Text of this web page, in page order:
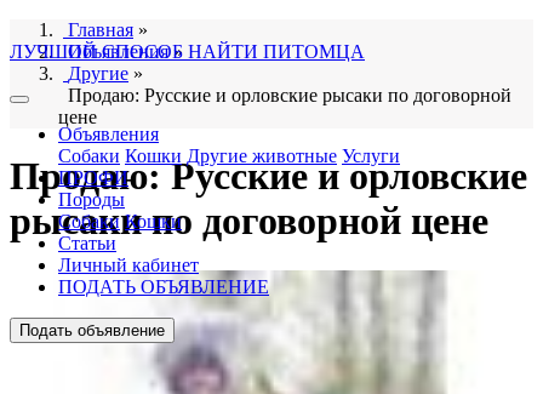
ЛУЧШИЙ СПОСОБ НАЙТИ ПИТОМЦА
Объявления
Собаки Кошки Другие животные Услуги
ПРОФИ
Породы
Собаки Кошки
Статьи
Личный кабинет
ПОДАТЬ ОБЪЯВЛЕНИЕ
Подать объявление
Главная »
Объявления»
Другие »
Продаю: Русские и орловские рысаки по договорной
цене
Продаю: Русские и орловские
рысаки по договорной цене